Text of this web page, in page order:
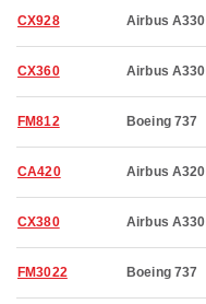
CX928 Airbus A330
CX360 Airbus A330
FM812 Boeing 737
CA420 Airbus A320
CX380 Airbus A330
FM3022 Boeing 737